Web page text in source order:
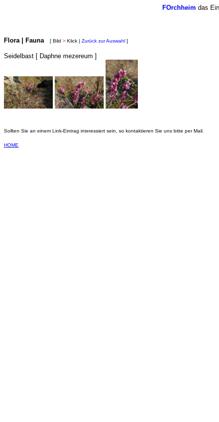
FOrchheim das
Flora | Fauna [ Bild > Klick | Zurück zur Auswahl ]
Seidelbast [ Daphne mezereum ]
Sollten Sie an einem Link-Eintrag interessiert sein, so kontaktieren Sie uns bitte per Mail.
HOME